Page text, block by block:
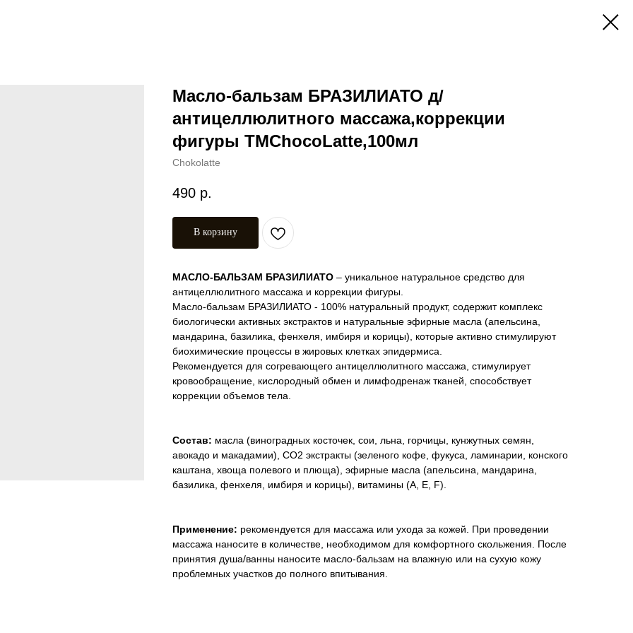
Масло-бальзам БРАЗИЛИАТО д/
антицеллюлитного массажа,коррекции
фигуры TMChocoLatte,100мл
Chokolatte
490 р.
В корзину
МАСЛО-БАЛЬЗАМ БРАЗИЛИАТО – уникальное натуральное средство для
антицеллюлитного массажа и коррекции фигуры.
Масло-бальзам БРАЗИЛИАТО - 100% натуральный продукт, содержит комплекс
биологически активных экстрактов и натуральные эфирные масла (апельсина,
мандарина, базилика, фенхеля, имбиря и корицы), которые активно стимулируют
биохимические процессы в жировых клетках эпидермиса.
Рекомендуется для согревающего антицеллюлитного массажа, стимулирует
кровообращение, кислородный обмен и лимфодренаж тканей, способствует
коррекции объемов тела.
Состав: масла (виноградных косточек, сои, льна, горчицы, кунжутных семян,
авокадо и макадамии), СО2 экстракты (зеленого кофе, фукуса, ламинарии, конского
каштана, хвоща полевого и плюща), эфирные масла (апельсина, мандарина,
базилика, фенхеля, имбиря и корицы), витамины (А, E, F).
Применение: рекомендуется для массажа или ухода за кожей. При проведении
массажа наносите в количестве, необходимом для комфортного скольжения. После
принятия душа/ванны наносите масло-бальзам на влажную или на сухую кожу
проблемных участков до полного впитывания.